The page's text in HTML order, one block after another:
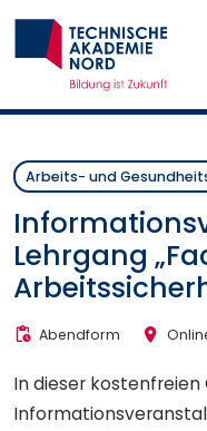
Arbeits- und
Lehrgang
Abendform
In dieser kostenfreien